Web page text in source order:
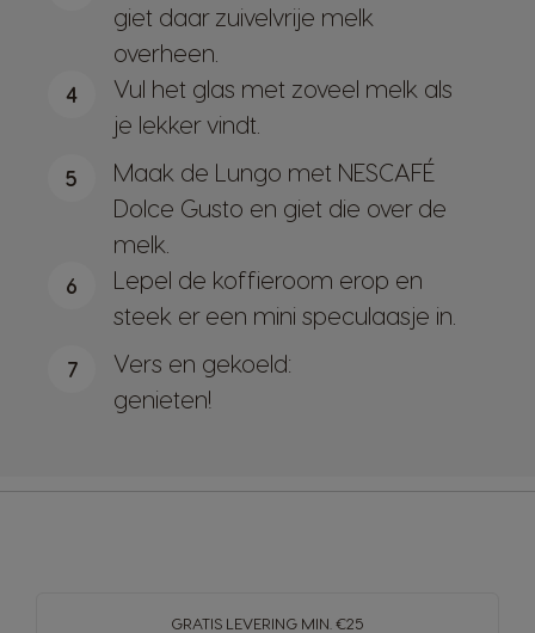
giet daar zuivelvrije melk
overheen.
4
Vul het glas met zoveel melk als
je lekker vindt.
5
Maak de Lungo met NESCAFÉ
Dolce Gusto en giet die over de
melk.
6
Lepel de koffieroom erop en
steek er een mini speculaasje in.
7
Vers en gekoeld:
genieten!
GRATIS LEVERING MIN. €25